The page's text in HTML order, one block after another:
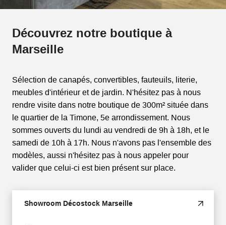
Découvrez notre boutique à
Marseille
Sélection de canapés, convertibles, fauteuils, literie,
meubles d'intérieur et de jardin. N'hésitez pas à nous
rendre visite dans notre boutique de 300m² située dans
le quartier de la Timone, 5e arrondissement. Nous
sommes ouverts du lundi au vendredi de 9h à 18h, et le
samedi de 10h à 17h. Nous n'avons pas l'ensemble des
modèles, aussi n'hésitez pas à nous appeler pour
valider que celui-ci est bien présent sur place.
Showroom Décostock Marseille